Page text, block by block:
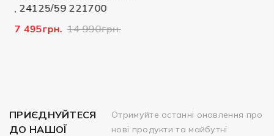
, 24125/59 221700
7 495грн.
14 990грн.
ПРИЄДНУЙТЕСЯ
ДО НАШОЇ
Отримуйте останні оновлення про
нові продукти та майбутні